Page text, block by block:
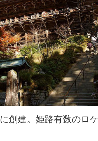
創建。姫路有数のロ